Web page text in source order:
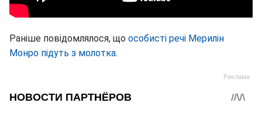
Раніше повідомлялося, що особисті речі Мерилін
Монро підуть з молотка.